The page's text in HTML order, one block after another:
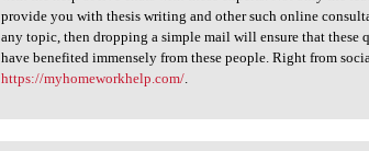
provide you with thesis writing and other such online
any topic, then dropping a simple mail will ensure that these
have benefited immensely from these people. Right from
https://myhomeworkhelp.com/.